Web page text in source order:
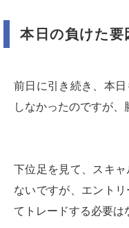
本日の負けた要
前日に引き続き、本
しなかったのですが、
下位足を見て、スキ
ないですが、エント
てトレードする必要は